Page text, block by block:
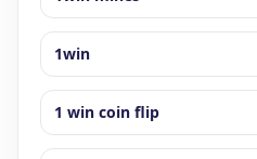
1win
1 win coin flip